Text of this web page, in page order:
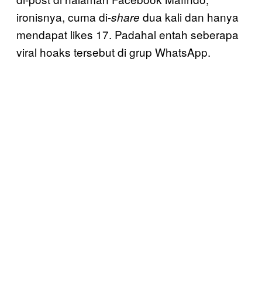
ironisnya, cuma di-share dua kali dan hanya
mendapat likes 17. Padahal entah seberapa
viral hoaks tersebut di grup WhatsApp.